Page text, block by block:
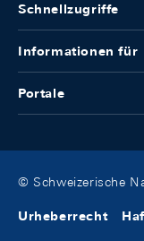
Schnellzugriffe
Informationen für
Portale
© Schweizerische
Urheberrecht